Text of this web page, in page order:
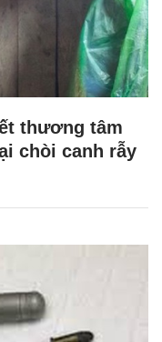
thương tâm
chòi canh rẫy